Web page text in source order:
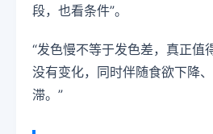
段，也看条件”。
“发色慢不等于发色差，真正值
没有变化，同时伴随食欲下降
滞。”